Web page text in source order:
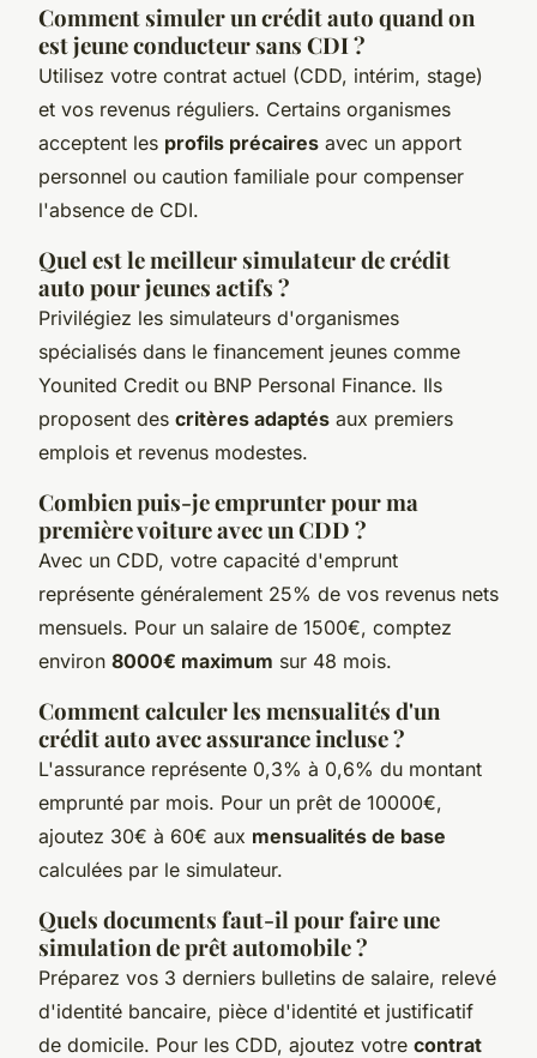
Comment simuler un crédit auto quand on
est jeune conducteur sans CDI ?
Utilisez votre contrat actuel (CDD, intérim, stage)
et vos revenus réguliers. Certains organismes
acceptent les profils précaires avec un apport
personnel ou caution familiale pour compenser
l'absence de CDI.
Quel est le meilleur simulateur de crédit
auto pour jeunes actifs ?
Privilégiez les simulateurs d'organismes
spécialisés dans le financement jeunes comme
Younited Credit ou BNP Personal Finance. Ils
proposent des critères adaptés aux premiers
emplois et revenus modestes.
Combien puis-je emprunter pour ma
première voiture avec un CDD ?
Avec un CDD, votre capacité d'emprunt
représente généralement 25% de vos revenus nets
mensuels. Pour un salaire de 1500€, comptez
environ 8000€ maximum sur 48 mois.
Comment calculer les mensualités d'un
crédit auto avec assurance incluse ?
L'assurance représente 0,3% à 0,6% du montant
emprunté par mois. Pour un prêt de 10000€,
ajoutez 30€ à 60€ aux mensualités de base
calculées par le simulateur.
Quels documents faut-il pour faire une
simulation de prêt automobile ?
Préparez vos 3 derniers bulletins de salaire, relevé
d'identité bancaire, pièce d'identité et justificatif
de domicile. Pour les CDD, ajoutez votre contrat